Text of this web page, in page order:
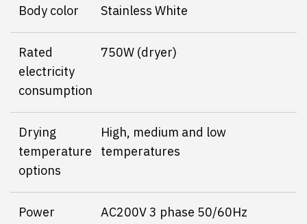
Body color Stainless White
Rated
electricity
consumption
750W (dryer)
Drying
temperature
options
High, medium and low
temperatures
Power AC200V 3 phase 50/60Hz